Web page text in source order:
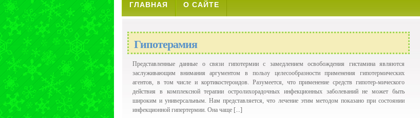
ГЛАВНАЯ О САЙТЕ
Гипотерамия
Представленные данные о связи гипотермии с замедлением освобождения гистамина являются
заслуживающим внимания аргументом в пользу целесообразности применения гипотермических
агентов, в том числе и кортикостероидов. Разумеется, что применение средств гипотер-мического
действия в комплексной терапии остролихорадочных инфекционных заболеваний не может быть
широким и универсальным. Нам представляется, что лечение этим методом показано при состоянии
инфекционной гипертермии. Она чаще [...]